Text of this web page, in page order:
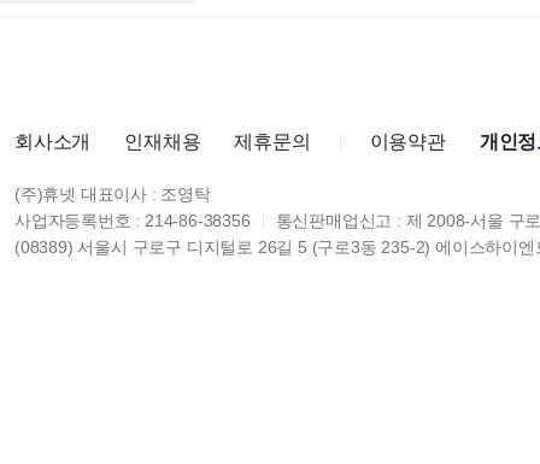
회사소개 인재채용 제휴문의 이용약관 개인
(주)휴넷 대표이사 : 조영탁
사업자등록번호 : 214-86-38356
통신판매업신고 : 제 2008-서울 구
(08389) 서울시 구로구 디지털로 26길 5 (구로3동 235-2) 에이스하이